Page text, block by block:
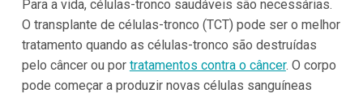
Para a vida, células-tronco saudáveis são necessárias.
O transplante de células-tronco (TCT) pode ser o melhor
tratamento quando as células-tronco são destruídas
pelo câncer ou por tratamentos contra o câncer. O corpo
pode começar a produzir novas células sanguíneas